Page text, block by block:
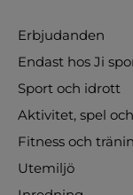
Erbjudanden
Endast hos Ji
Sport och idrott
Aktivitet, spel
Fitness och
Utemiljö